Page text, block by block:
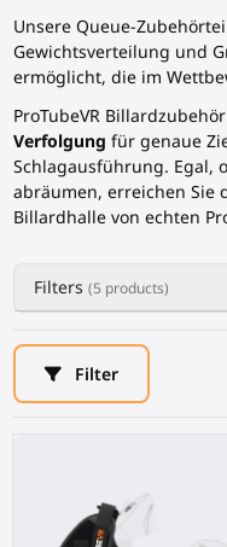
Unsere Queue-
Gewichtsverteilung und
ermöglicht, die im
ProTubeVR
Verfolgung für genaue
Schlagausführung. Egal,
abräumen, erreichen Sie
Billardhalle von echten
Filters (5 products)
Filter